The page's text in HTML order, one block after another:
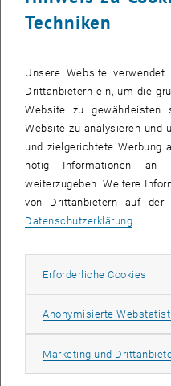
Beim Ö3Cover Song Contest
ihre eigenen Interpretationen
und dabei eindrucksvoll
Musikszene ist.
Der TU Wien Chor überzeugte
Techniken
Unsere Website
Drittanbietern ein, um die
Website zu
Website zu analysieren und
und zielgerichtete Werbung
nötig Informationen an
weiterzugeben. Weitere
von Drittanbietern auf
Datenschutzerklärung.
Erforderliche Cookies
Anonymisierte
Marketing und